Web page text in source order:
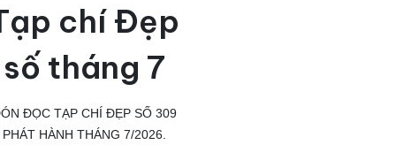
chí Đẹp
số tháng 7
ĐỌC TẠP CHÍ ĐẸP SỐ 309
PHÁT HÀNH THÁNG 7/2026.